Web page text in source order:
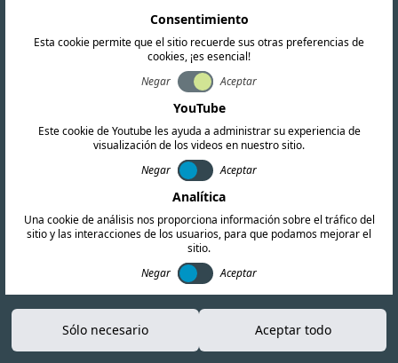
CONATEL actualiza el
PNA para Facilitar la
Implementación de la
Tecnología 5G
30-JUL-24 Copiar enlace
Consentimiento
Esta cookie permite que el sitio recuerde sus otras preferencias de
cookies, ¡es esencial!
Negar
Aceptar
YouTube
Este cookie de Youtube les ayuda a administrar su experiencia de
visualización de los videos en nuestro sitio.
Negar
Aceptar
Analítica
Una cookie de análisis nos proporciona información sobre el tráfico del
sitio y las interacciones de los usuarios, para que podamos mejorar el
sitio.
Negar
Aceptar
Sólo necesario Aceptar todo